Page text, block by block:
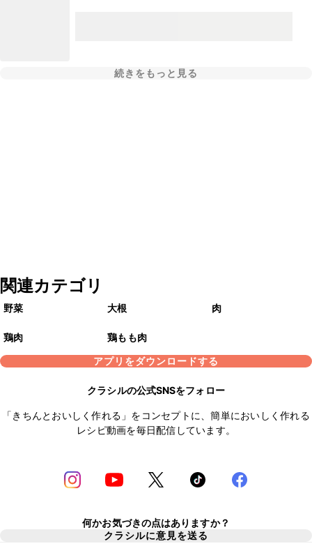
続きをもっと見る
関連カテゴリ
野菜 大根 肉
鶏肉
鶏もも肉
アプリをダウンロードする
クラシルの公式SNSをフォロー
「きちんとおいしく作れる」をコンセプトに、簡単においしく作れる
レシピ動画を毎日配信しています。
何かお気づきの点はありますか？
クラシルに意見を送る